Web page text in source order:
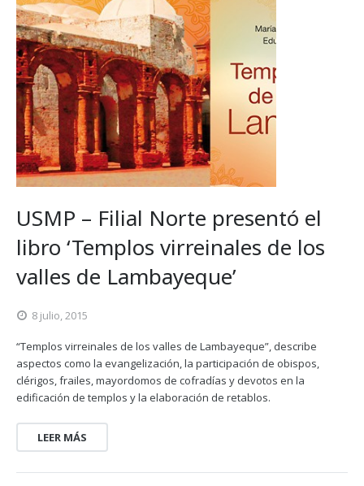
USMP – Filial Norte presentó el
libro ‘Templos virreinales de los
valles de Lambayeque’
8 julio, 2015
“Templos virreinales de los valles de Lambayeque”, describe
aspectos como la evangelización, la participación de obispos,
clérigos, frailes, mayordomos de cofradías y devotos en la
edificación de templos y la elaboración de retablos.
LEER MÁS